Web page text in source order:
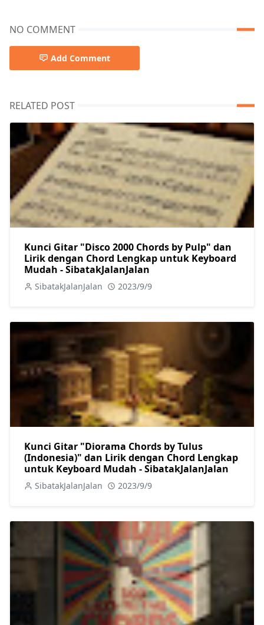
NO COMMENT
Add Comment
RELATED POST
Kunci Gitar "Disco 2000 Chords by Pulp" dan
Lirik dengan Chord Lengkap untuk Keyboard
Mudah - SibatakJalanJalan
SibatakJalanJalan 2023/9/9
Kunci Gitar "Diorama Chords by Tulus
(Indonesia)" dan Lirik dengan Chord Lengkap
untuk Keyboard Mudah - SibatakJalanJalan
SibatakJalanJalan 2023/9/9